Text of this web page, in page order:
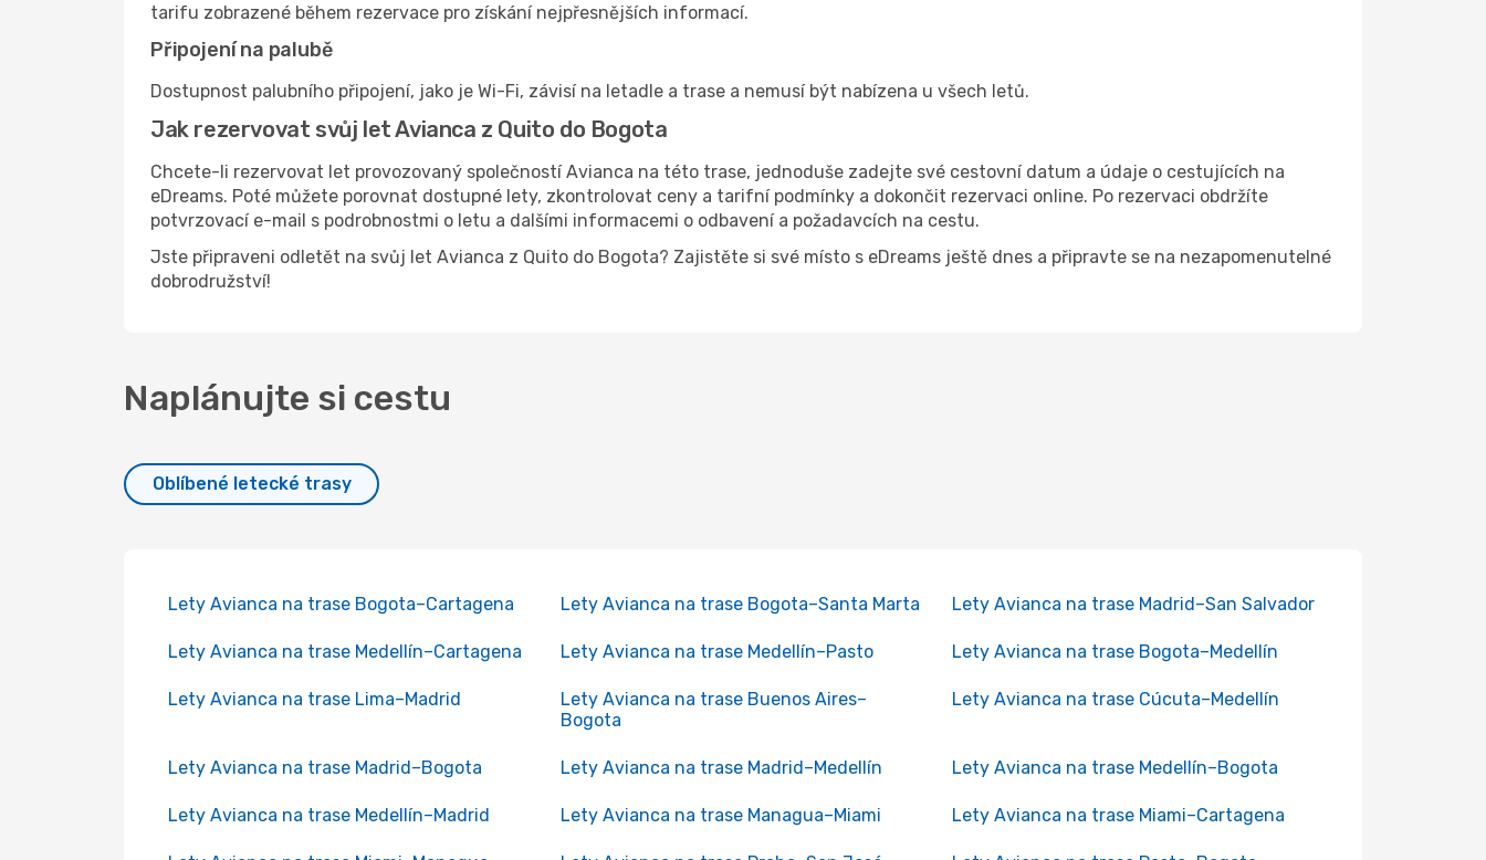
tarifu zobrazené během rezervace pro získání nejpřesnějších informací.
Připojení na palubě
Dostupnost palubního připojení, jako je Wi-Fi, závisí na letadle a trase a nemusí být nabízena u všech letů.
Jak rezervovat svůj let Avianca z Quito do Bogota
Chcete-li rezervovat let provozovaný společností Avianca na této trase, jednoduše zadejte své cestovní datum a údaje o cestujících na
eDreams. Poté můžete porovnat dostupné lety, zkontrolovat ceny a tarifní podmínky a dokončit rezervaci online. Po rezervaci obdržíte
potvrzovací e-mail s podrobnostmi o letu a dalšími informacemi o odbavení a požadavcích na cestu.
Jste připraveni odletět na svůj let Avianca z Quito do Bogota? Zajistěte si své místo s eDreams ještě dnes a připravte se na nezapomenutelné
dobrodružství!
Naplánujte si cestu
Oblíbené letecké trasy
Lety Avianca na trase Bogota–Cartagena Lety Avianca na trase Bogota–Santa Marta Lety Avianca na trase Madrid–San Salvador
Lety Avianca na trase Medellín–Cartagena Lety Avianca na trase Medellín–Pasto Lety Avianca na trase Bogota–Medellín
Lety Avianca na trase Lima–Madrid
Lety Avianca na trase Buenos Aires–
Bogota
Lety Avianca na trase Cúcuta–Medellín
Lety Avianca na trase Madrid–Bogota Lety Avianca na trase Madrid–Medellín Lety Avianca na trase Medellín–Bogota
Lety Avianca na trase Medellín–Madrid Lety Avianca na trase Managua–Miami Lety Avianca na trase Miami–Cartagena